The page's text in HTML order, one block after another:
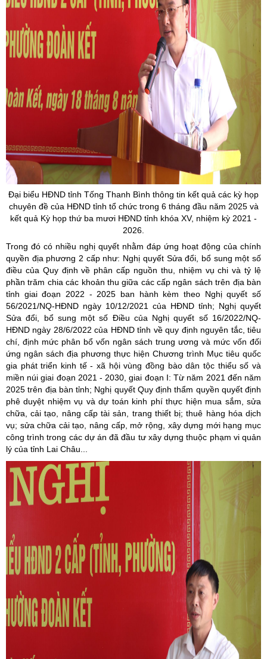
Đại biểu HĐND tỉnh Tống Thanh Bình thông tin kết quả các kỳ họp
chuyên đề của HĐND tỉnh tổ chức trong 6 tháng đầu năm 2025 và
kết quả Kỳ họp thứ ba mươi HĐND tỉnh khóa XV, nhiệm kỳ 2021 -
2026.
Trong đó có nhiều nghị quyết nhằm đáp ứng hoạt động của chính
quyền địa phương 2 cấp như: Nghị quyết Sửa đổi, bổ sung một số
điều của Quy định về phân cấp nguồn thu, nhiệm vụ chi và tỷ lệ
phần trăm chia các khoản thu giữa các cấp ngân sách trên địa bàn
tỉnh giai đoạn 2022 - 2025 ban hành kèm theo Nghị quyết số
56/2021/NQ-HĐND ngày 10/12/2021 của HĐND tỉnh; Nghị quyết
Sửa đổi, bổ sung một số Điều của Nghị quyết số 16/2022/NQ-
HĐND ngày 28/6/2022 của HĐND tỉnh về quy định nguyên tắc, tiêu
chí, định mức phân bổ vốn ngân sách trung ương và mức vốn đối
ứng ngân sách địa phương thực hiện Chương trình Mục tiêu quốc
gia phát triển kinh tế - xã hội vùng đồng bào dân tộc thiểu số và
miền núi giai đoạn 2021 - 2030, giai đoạn I: Từ năm 2021 đến năm
2025 trên địa bàn tỉnh; Nghị quyết Quy định thẩm quyền quyết định
phê duyệt nhiệm vụ và dự toán kinh phí thực hiện mua sắm, sửa
chữa, cải tạo, nâng cấp tài sản, trang thiết bị; thuê hàng hóa dịch
vụ; sửa chữa cải tạo, nâng cấp, mở rộng, xây dựng mới hạng mục
công trình trong các dự án đã đầu tư xây dựng thuộc phạm vi quản
lý của tỉnh Lai Châu...